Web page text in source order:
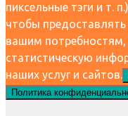
пиксельные тэги и т.
чтобы
вашим потребностям,
статистическую
наших услуг и сайтов.
Политика